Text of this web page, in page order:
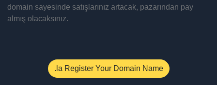
domain sayesinde satışlarınız artacak, pazarından pay
almış olacaksınız.
.la Register Your Domain Name